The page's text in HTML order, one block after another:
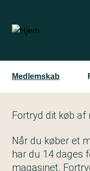
hovedindhold
Medlemskab
Fortryd dit køb af
Når du køber et
har du 14 dages
magasinet.